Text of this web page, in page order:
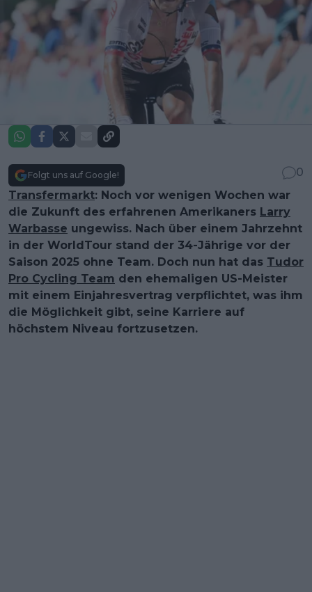
Folgt uns auf Google!
0
Transfermarkt: Noch vor wenigen Wochen war
die Zukunft des erfahrenen Amerikaners Larry
Warbasse ungewiss. Nach über einem Jahrzehnt
in der WorldTour stand der 34-Jährige vor der
Saison 2025 ohne Team. Doch nun hat das Tudor
Pro Cycling Team den ehemaligen US-Meister
mit einem Einjahresvertrag verpflichtet, was ihm
die Möglichkeit gibt, seine Karriere auf
höchstem Niveau fortzusetzen.